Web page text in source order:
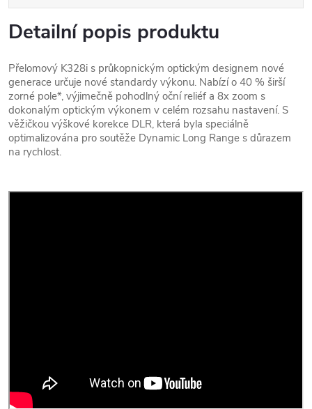
Detailní popis produktu
Přelomový K328i s průkopnickým optickým designem nové
generace určuje nové standardy výkonu. Nabízí o 40 % širší
zorné pole*, výjimečně pohodlný oční reliéf a 8x zoom s
dokonalým optickým výkonem v celém rozsahu nastavení. S
věžičkou výškové korekce DLR, která byla speciálně
optimalizována pro soutěže Dynamic Long Range s důrazem
na rychlost.